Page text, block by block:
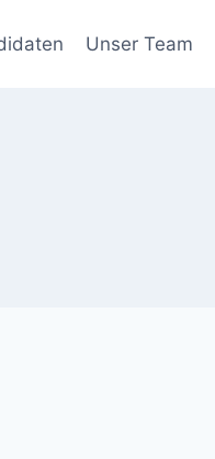
Unser Team